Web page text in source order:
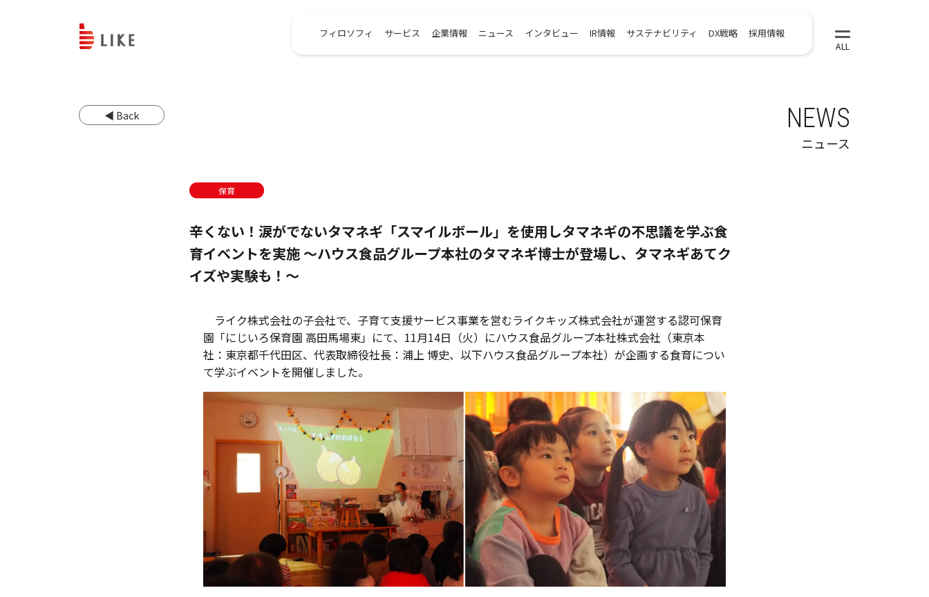
フィロソフィ サービス 企業情報 ニュース インタビュー IR情報 サステナビリティ DX戦略 採用情報
◀ Back NEWS
ニュース
保育
辛くない！涙がでないタマネギ「スマイルボール」を使用しタマネギの不思議を学ぶ食
育イベントを実施 ～ハウス食品グループ本社のタマネギ博士が登場し、タマネギあてク
イズや実験も！～
ライク株式会社の子会社で、子育て支援サービス事業を営むライクキッズ株式会社が運営する認可保育
園「にじいろ保育園 高田馬場東」にて、11月14日（火）にハウス食品グループ本社株式会社（東京本
社：東京都千代田区、代表取締役社長：浦上 博史、以下ハウス食品グループ本社）が企画する食育につい
て学ぶイベントを開催しました。